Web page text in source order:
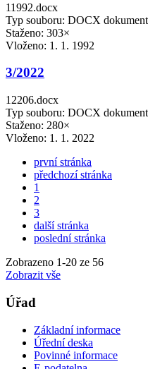
11992.docx
Typ souboru: DOCX
Staženo: 303×
Vloženo: 1. 1. 1992
3/2022
12206.docx
Typ souboru: DOCX
Staženo: 280×
Vloženo: 1. 1. 2022
první stránka
předchozí stránka
1
2
3
další stránka
poslední stránka
Zobrazeno 1-20 ze 56
Zobrazit vše
Úřad
Základní informace
Úřední deska
Povinné informace